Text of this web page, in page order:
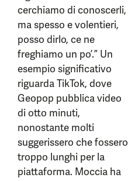
cerchiamo di conoscerli,
ma spesso e volentieri,
posso dirlo, ce ne
freghiamo un po’.” Un
esempio significativo
riguarda TikTok, dove
Geopop pubblica video
di otto minuti,
nonostante molti
suggerissero che fossero
troppo lunghi per la
piattaforma. Moccia ha